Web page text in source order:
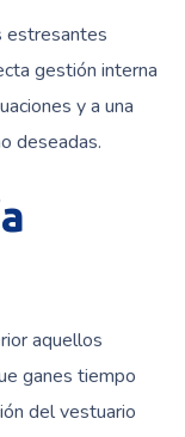
estresantes
gestión interna
y a una
deseadas.
aquellos
ganes tiempo
del vestuario